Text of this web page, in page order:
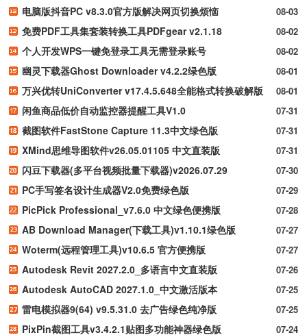
08-03
电脑版抖音PC v8.3.0官方版解决网页切换烦恼
08-02
免费PDF工具集套装转换工具PDFgear v2.1.18
08-02
个人开发WPS一键免登录工具无需登录账号
08-01
幽灵下载器Ghost Downloader v4.2.2绿色版
08-01
万兴优转UniConverter v17.4.5.648全能格式转换破解版
07-31
闲鱼商品低价自动监控器提醒工具V1.0
07-31
截图软件FastStone Capture 11.3中文绿色版
07-31
XMind思维导图软件v26.05.01105 中文直装版
07-30
闪豆下载器(多平台视频批量下载器)v2026.07.29
07-29
PC手写签名设计生成器V2.0免费绿色版
07-28
PicPick Professional_v7.6.0 中文绿色便携版
07-27
AB Download Manager(下载工具)v1.10.1绿色版
07-27
Woterm(远程管理工具)v10.6.5 官方便携版
07-26
Autodesk Revit 2027.2.0_多语言中文直装版
07-25
Autodesk AutoCAD 2027.1.0_中文激活版本
07-25
雷电模拟器9(64) v9.5.31.0 去广告绿色纯净版
07-24
PixPin截图工具v3.4.2.1贴图多功能神器绿色版